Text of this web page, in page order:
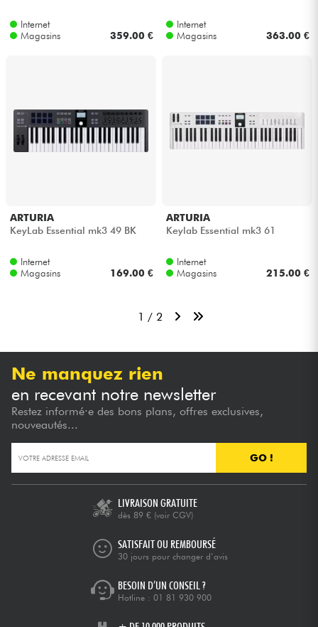
Internet
Magasins
359.00 €
Internet
Magasins
363.00 €
ARTURIA
KeyLab Essential mk3 49 BK
Internet
Magasins
169.00 €
ARTURIA
Keylab Essential mk3 61
Internet
Magasins
215.00 €
1 / 2
Ne manquez rien
en recevant notre newsletter
Restez informé·e des bons plans, offres exclusives,
nouveautés...
GO !
LIVRAISON GRATUITE
dès 89 € (voir CGV)
SATISFAIT OU REMBOURSÉ
30 jours pour changer d’avis
BESOIN D’UN CONSEIL ?
Hotline : 01 81 930 900